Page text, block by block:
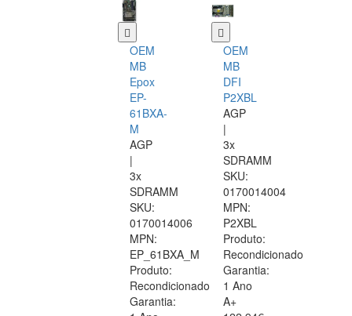
OEM
MB
Epox
EP-
61BXA-
M
AGP
|
3x
SDRAMM
SKU:
0170014006
MPN:
EP_61BXA_M
Produto:
Recondicionado
Garantia:
OEM
MB
DFI
P2XBL
AGP
|
3x
SDRAMM
SKU:
0170014004
MPN:
P2XBL
Produto:
Recondicionado
Garantia:
1 Ano
A+